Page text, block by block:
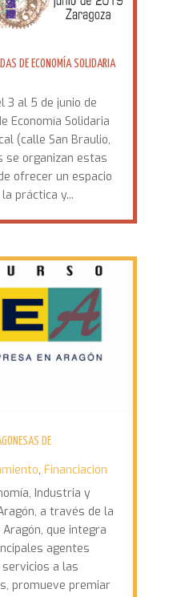
DE ECONOMÍA SOLIDARIA
3 al 5 de junio de
Economía Solidaria
(calle San Braulio,
se organizan estas
ofrecer un espacio
práctica y...
DE
, Financiación
Industria y
a través de la
que integra
agentes
a las
promueve premiar